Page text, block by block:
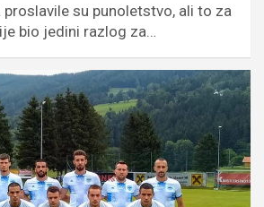
proslavile su punoletstvo, ali to za
bio jedini razlog za…